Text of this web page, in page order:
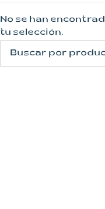
No se han
tu selección.